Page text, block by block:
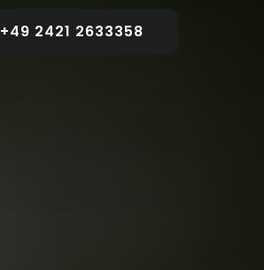
+49 2421 2633358